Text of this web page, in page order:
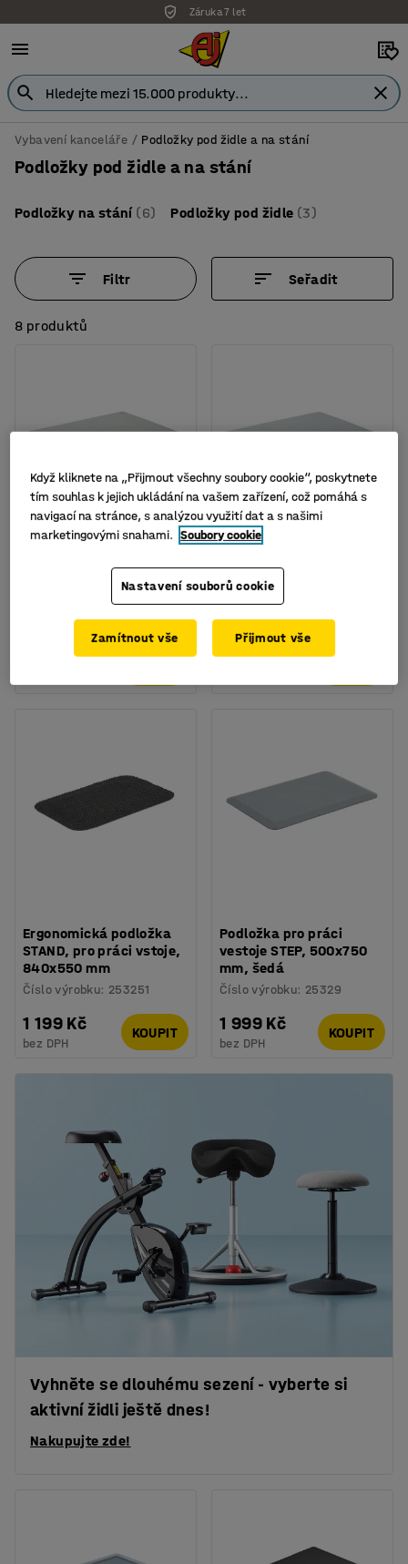
Záruka 7 let
Vybavení kanceláře Podložky pod židle a na stání
Podložky pod židle a na stání
Podložky na stání(6) Podložky pod židle (3)
Filtr Seřadit
8 produktů
K dispozici ve více
Podložka pod židli, na
1200x1500 mm
Číslo výrobku
1 199 Kč
K dispozici ve více
variantách
Podložka pod židli, na
měkké podlahy,
1200x1500 mm
140908
1 299 Kč
Ergonomická podložka
STAND, pro práci vstoje,
840x550 mm
Číslo výrobku: 253251
1 199 Kč
bez DPH
KOUPIT
Podložka pro práci
vestoje STEP, 500x750
mm, šedá
Číslo výrobku: 25329
1 999 Kč
bez DPH
KOUPIT
Vyhněte se dlouhému sezení - vyberte si
aktivní židli ještě dnes!
Nakupujte zde!
Když kliknete na „Přijmout všechny soubory cookie“, poskytnete
tím souhlas k jejich ukládání na vašem zařízení, což pomáhá s
navigací na stránce, s analýzou využití dat a s našimi
marketingovými snahami. Soubory cookie
Nastavení souborů cookie
Zamítnout vše Přijmout vše